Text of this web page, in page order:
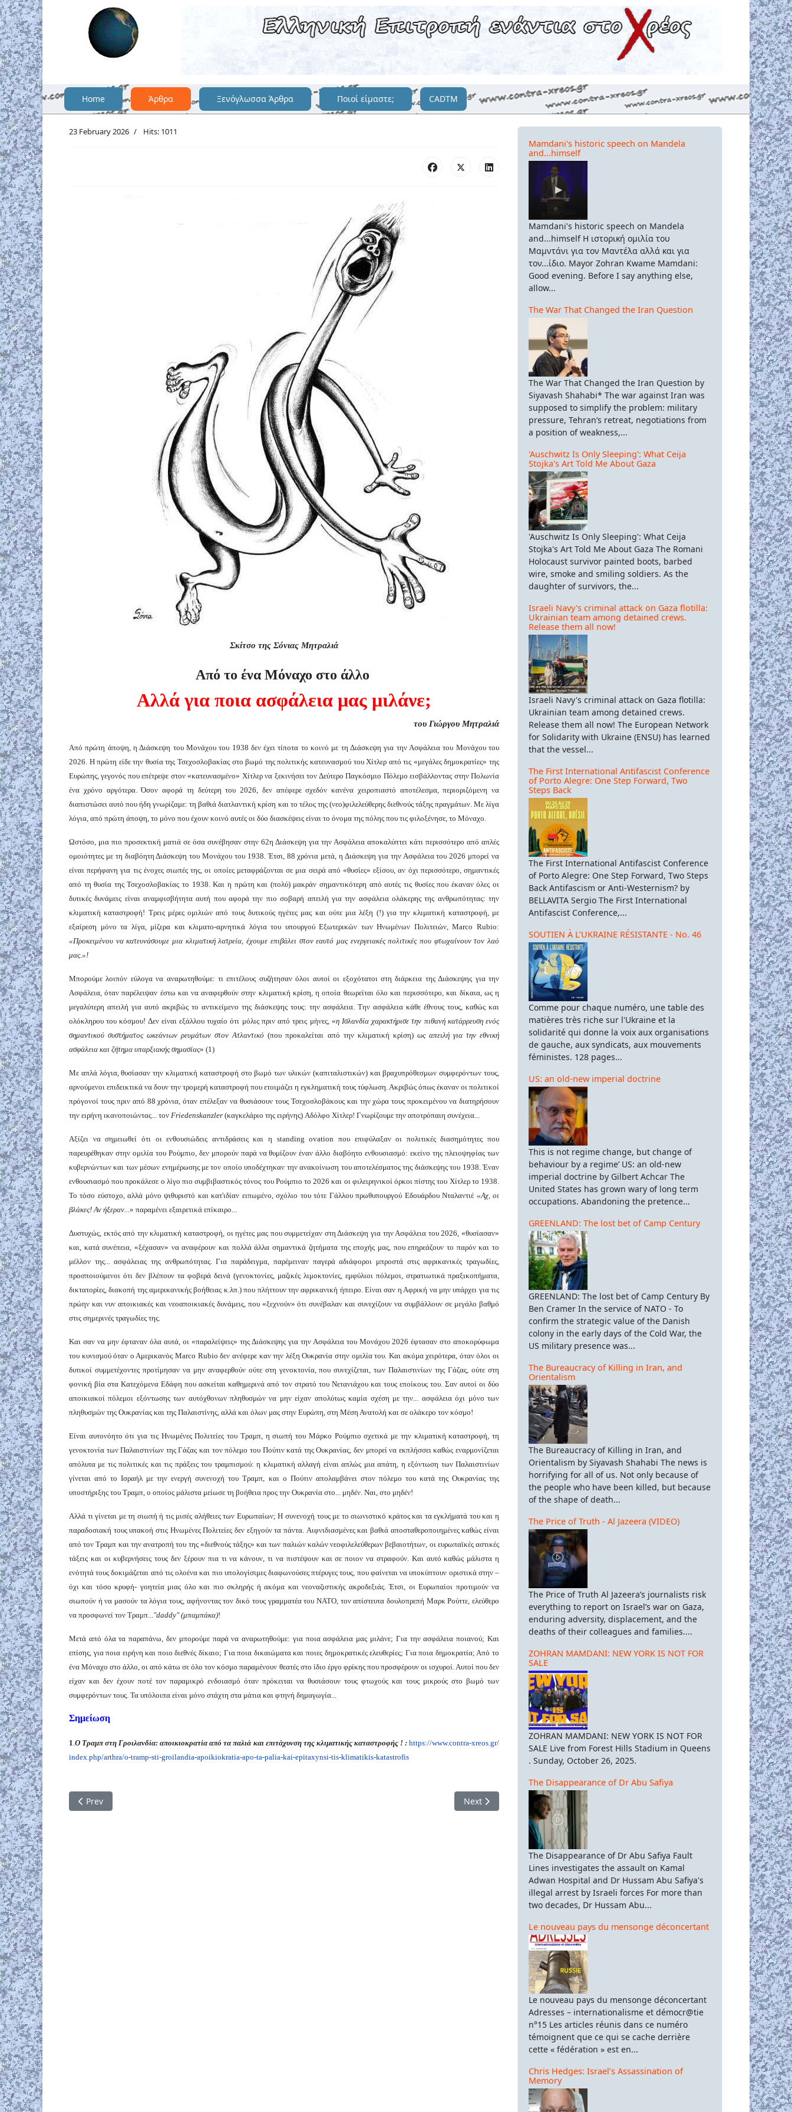
Home Άρθρα Ξενόγλωσσα Άρθρα Ποιοί είμαστε; CADTM
23 February 2026 Hits: 1011
Σκίτσο της Σόνιας Μητραλιά
Από το ένα Μόναχο στο άλλο
Αλλά για ποια ασφάλεια μας μιλάνε;
του Γιώργου Μητραλιά
Από πρώτη άποψη, η Διάσκεψη του Μονάχου του 1938 δεν έχει τίποτα το κοινό με τη Διάσκεψη για την Ασφάλεια του Μονάχου του
2026. Η πρώτη είδε την θυσία της Τσεχοσλοβακίας στο βωμό της πολιτικής κατευνασμού του Χίτλερ από τις «μεγάλες δημοκρατίες» της
Ευρώπης, γεγονός που επέτρεψε στον «κατευνασμένο» Χίτλερ να ξεκινήσει τον Δεύτερο Παγκόσμιο Πόλεμο εισβάλλοντας στην Πολωνία
ένα χρόνο αργότερα. Όσον αφορά τη δεύτερη του 2026, δεν απέφερε σχεδόν κανένα χειροπιαστό αποτέλεσμα, περιοριζόμενη να
διαπιστώσει αυτό που ήδη γνωρίζαμε: τη βαθιά διατλαντική κρίση και το τέλος της (νεο)φιλελεύθερης διεθνούς τάξης πραγμάτων. Με λίγα
λόγια, από πρώτη άποψη, το μόνο που έχουν κοινό αυτές οι δύο διασκέψεις είναι το όνομα της πόλης που τις φιλοξένησε, το Μόναχο.
Ωστόσο, μια πιο προσεκτική ματιά σε όσα συνέβησαν στην 62η Διάσκεψη για την Ασφάλεια αποκαλύπτει κάτι περισσότερο από απλές
ομοιότητες με τη διαβόητη Διάσκεψη του Μονάχου του 1938. Έτσι, 88 χρόνια μετά, η Διάσκεψη για την Ασφάλεια του 2026 μπορεί να
είναι περήφανη για τις ένοχες σιωπές της, οι οποίες μεταφράζονται σε μια σειρά από «θυσίες» εξίσου, αν όχι περισσότερο, σημαντικές
από τη θυσία της Τσεχοσλοβακίας το 1938. Και η πρώτη και (πολύ) μακράν σημαντικότερη από αυτές τις θυσίες που έκαναν όλες οι
δυτικές δυνάμεις είναι αναμφισβήτητα αυτή που αφορά την πιο σοβαρή απειλή για την ασφάλεια ολάκερης της ανθρωπότητας: την
κλιματική καταστροφή! Τρεις μέρες ομιλιών από τους δυτικούς ηγέτες μας και ούτε μια λέξη (!) για την κλιματική καταστροφή, με
εξαίρεση μόνο τα λίγα, μίζερα και κλιματο-αρνητικά λόγια του υπουργού Εξωτερικών των Ηνωμένων Πολιτειών, Marco Rubio:
«Προκειμένου να κατευνάσουμε μια κλιματική λατρεία, έχουμε επιβάλει στον εαυτό μας ενεργειακές πολιτικές που φτωχαίνουν τον λαό
μας.»!
Μπορούμε λοιπόν εύλογα να αναρωτηθούμε: τι επιτέλους συζήτησαν όλοι αυτοί οι εξοχότατοι στη διάρκεια της Διάσκεψης για την
Ασφάλεια, όταν παρέλειψαν έστω και να αναφερθούν στην κλιματική κρίση, η οποία θεωρείται όλο και περισσότερο, και δίκαια, ως η
μεγαλύτερη απειλή για αυτό ακριβώς το αντικείμενο της διάσκεψης τους: την ασφάλεια. Την ασφάλεια κάθε έθνους τους, καθώς και
ολόκληρου του κόσμου! Δεν είναι εξάλλου τυχαίο ότι μόλις πριν από τρεις μήνες, «η Ισλανδία χαρακτήρισε την πιθανή κατάρρευση ενός
σημαντικού συστήματος ωκεάνιων ρευμάτων στον Ατλαντικό(που προκαλείται από την κλιματική κρίση) ως απειλή για την εθνική
ασφάλεια και ζήτημα υπαρξιακής σημασίας» (1)
Με απλά λόγια, θυσίασαν την κλιματική καταστροφή στο βωμό των υλικών (καπιταλιστικών) και βραχυπρόθεσμων συμφερόντων τους,
αρνούμενοι επιδεικτικά να δουν την τρομερή καταστροφή που ετοιμάζει η εγκληματική τους τύφλωση. Ακριβώς όπως έκαναν οι πολιτικοί
πρόγονοί τους πριν από 88 χρόνια, όταν επέλεξαν να θυσιάσουν τους Τσεχοσλοβάκους και την χώρα τους προκειμένου να διατηρήσουν
την ειρήνη ικανοποιώντας... τον Friedenskanzler (καγκελάριο της ειρήνης) Αδόλφο Χίτλερ! Γνωρίζουμε την αποτρόπαιη συνέχεια...
Αξίζει να σημειωθεί ότι οι ενθουσιώδεις αντιδράσεις και η standing ovation που επιφύλαξαν οι πολιτικές διασημότητες που
παρευρέθηκαν στην ομιλία του Ρούμπιο, δεν μπορούν παρά να θυμίζουν έναν άλλο διαβόητο ενθουσιασμό: εκείνο της πλειοψηφίας των
κυβερνώντων και των μέσων ενημέρωσης με τον οποίο υποδέχτηκαν την ανακοίνωση του αποτελέσματος της διάσκεψης του 1938. Έναν
ενθουσιασμό που προκάλεσε ο λίγο πιο συμβιβαστικός τόνος του Ρούμπιο το 2026 και οι φιλειρηνικοί όρκοι πίστης του Χίτλερ το 1938.
Το τόσο εύστοχο, αλλά μόνο ψιθυριστό και κατ'ιδίαν ειπωμένο, σχόλιο του τότε Γάλλου πρωθυπουργού Εδουάρδου Νταλαντιέ «Αχ, οι
βλάκες! Αν ήξεραν.. .» παραμένει εξαιρετικά επίκαιρο...
Δυστυχώς, εκτός από την κλιματική καταστροφή, οι ηγέτες μας που συμμετείχαν στη Διάσκεψη για την Ασφάλεια του 2026, «θυσίασαν»
και, κατά συνέπεια, «ξέχασαν» να αναφέρουν και πολλά άλλα σημαντικά ζητήματα της εποχής μας, που επηρεάζουν το παρόν και το
μέλλον της... ασφάλειας της ανθρωπότητας. Για παράδειγμα, παρέμειναν παγερά αδιάφοροι μπροστά στις αφρικανικές τραγωδίες,
προσποιούμενοι ότι δεν βλέπουν τα φοβερά δεινά (γενοκτονίες, μαζικές λιμοκτονίες, εμφύλιοι πόλεμοι, στρατιωτικά πραξικοπήματα,
δικτατορίες, διακοπή της αμερικανικής βοήθειας κ.λπ.) που πλήττουν την αφρικανική ήπειρο. Είναι σαν η Αφρική να μην υπάρχει για τις
πρώην και νυν αποικιακές και νεοαποικιακές δυνάμεις, που «ξεχνούν» ότι συνέβαλαν και συνεχίζουν να συμβάλλουν σε μεγάλο βαθμό
στις σημερινές τραγωδίες της.
Και σαν να μην έφταναν όλα αυτά, οι «παραλείψεις» της Διάσκεψης για την Ασφάλεια του Μονάχου 2026 έφτασαν στο αποκορύφωμα
του κυνισμού όταν ο Αμερικανός Marco Rubio δεν ανέφερε καν την λέξη Ουκρανία στην ομιλία του. Και ακόμα χειρότερα, όταν όλοι οι
δυτικοί συμμετέχοντες προτίμησαν να μην αναφερθούν ούτε στη γενοκτονία, που συνεχίζεται, των Παλαιστινίων της Γάζας, ούτε στη
φονική βία στα Κατεχόμενα Εδάφη που ασκείται καθημερινά από τον στρατό του Νετανιάχου και τους εποίκους του. Σαν αυτοί οι δύο
αποικιακοί πόλεμοι εξόντωσης των αυτόχθονων πληθυσμών να μην είχαν απολύτως καμία σχέση με την... ασφάλεια όχι μόνο των
πληθυσμών της Ουκρανίας και της Παλαιστίνης, αλλά και όλων μας στην Ευρώπη, στη Μέση Ανατολή και σε ολάκερο τον κόσμο!
Είναι αυτονόητο ότι για τις Ηνωμένες Πολιτείες του Τραμπ, η σιωπή του Μάρκο Ρούμπιο σχετικά με την κλιματική καταστροφή, τη
γενοκτονία των Παλαιστινίων της Γάζας και τον πόλεμο του Πούτιν κατά της Ουκρανίας, δεν μπορεί να εκπλήσσει καθώς εναρμονίζεται
απόλυτα με τις πολιτικές και τις πράξεις του τραμπισμού: η κλιματική αλλαγή είναι απλώς μια απάτη, η εξόντωση των Παλαιστινίων
γίνεται από το Ισραήλ με την ενεργή συνενοχή του Τραμπ, και ο Πούτιν απολαμβάνει στον πόλεμο του κατά της Ουκρανίας της
υποστήριξης του Τραμπ, ο οποίος μάλιστα μείωσε τη βοήθεια προς την Ουκρανία στο... μηδέν. Ναι, στο μηδέν!
Αλλά τι γίνεται με τη σιωπή ή τις μισές αλήθειες των Ευρωπαίων; Η συνενοχή τους με το σιωνιστικό κράτος και τα εγκλήματά του και η
παραδοσιακή τους υπακοή στις Ηνωμένες Πολιτείες δεν εξηγούν τα πάντα. Αιφνιδιασμένες και βαθιά αποσταθεροποιημένες καθώς είναι
από τον Τραμπ και την ανατροπή του της «διεθνούς τάξης» και των παλιών καλών νεοφιλελεύθερων βεβαιοτήτων, οι ευρωπαϊκές αστικές
τάξεις και οι κυβερνήσεις τους δεν ξέρουν πια τι να κάνουν, τι να πιστέψουν και σε ποιον να στραφούν. Και αυτό καθώς μάλιστα η
ενότητά τους δοκιμάζεται από τις ολοένα και πιο υπολογίσιμες διαφωνούσες πτέρυγες τους, που φαίνεται να υποκύπτουν οριστικά στην –
όχι και τόσο κρυφή- γοητεία μιας όλο και πιο σκληρής ή ακόμα και νεοναζιστικής ακροδεξιάς. Έτσι, οι Ευρωπαίοι προτιμούν να
σιωπούν ή να μασούν τα λόγια τους, αφήνοντας τον δικό τους γραμματέα του ΝΑΤΟ, τον απίστευτα δουλοπρεπή Μαρκ Ρούττε, ελεύθερο
να προσφωνεί τον Τραμπ... "daddy"(μπαμπάκα)!
Μετά από όλα τα παραπάνω, δεν μπορούμε παρά να αναρωτηθούμε: για ποια ασφάλεια μας μιλάνε; Για την ασφάλεια ποιανού; Και
επίσης, για ποια ειρήνη και ποιο διεθνές δίκαιο; Για ποια δικαιώματα και ποιες δημοκρατικές ελευθερίες; Για ποια δημοκρατία; Από το
ένα Μόναχο στο άλλο, οι από κάτω σε όλο τον κόσμο παραμένουν θεατές στο ίδιο έργο φρίκης που προσφέρουν οι ισχυροί. Αυτοί που δεν
είχαν και δεν έχουν ποτέ τον παραμικρό ενδοιασμό όταν πρόκειται να θυσιάσουν τους φτωχούς και τους μικρούς στο βωμό των
συμφερόντων τους. Τα υπόλοιπα είναι μόνο στάχτη στα μάτια και φτηνή δημαγωγία...
Σημείωση
1 Ο Τραμπ στη Γροιλανδία:αποικιοκρατία από τα παλιά και επιτάχυνση της κλιματικής καταστροφής ! :https://www.contra-xreos.gr/
index.php/arthra/o-tramp-sti-groilandia-apoikiokratia-apo-ta-palia-kai-epitaxynsi-tis-klimatikis-katastrofis
Previous article: Ο αυτοπαγιδευμένος Τραμπ Μακάβριος χορός βρυκολάκων στον Περσικό Κόλπο!
Prev Next article: Τέσσερα χρόνια πολέμου
Next
Mamdani's historic speech on Mandela
and...himself
Mamdani's historic speech on Mandela
and...himself Η ιστορική ομιλία του
Μαμντάνι για τον Μαντέλα αλλά και για
τον...ίδιο. Mayor Zohran Kwame Mamdani:
Good evening. Before I say anything else,
allow...
The War That Changed the Iran Question
The War That Changed the Iran Question by
Siyavash Shahabi* The war against Iran was
supposed to simplify the problem: military
pressure, Tehran’s retreat, negotiations from
a position of weakness,...
'Auschwitz Is Only Sleeping': What Ceija
Stojka's Art Told Me About Gaza
'Auschwitz Is Only Sleeping': What Ceija
Stojka's Art Told Me About Gaza The Romani
Holocaust survivor painted boots, barbed
wire, smoke and smiling soldiers. As the
daughter of survivors, the...
Israeli Navy's criminal attack on Gaza flotilla:
Ukrainian team among detained crews.
Release them all now!
Israeli Navy's criminal attack on Gaza flotilla:
Ukrainian team among detained crews.
Release them all now! The European Network
for Solidarity with Ukraine (ENSU) has learned
that the vessel...
The First International Antifascist Conference
of Porto Alegre: One Step Forward, Two
Steps Back
The First International Antifascist Conference
of Porto Alegre: One Step Forward, Two Steps
Back Antifascism or Anti-Westernism? by
BELLAVITA Sergio The First International
Antifascist Conference,...
SOUTIEN À L’UKRAINE RÉSISTANTE - No. 46
Comme pour chaque numéro, une table des
matières très riche sur l'Ukraine et la
solidarité qui donne la voix aux organisations
de gauche, aux syndicats, aux mouvements
féministes. 128 pages...
US: an old-new imperial doctrine
This is not regime change, but change of
behaviour by a regime’ US: an old-new
imperial doctrine by Gilbert Achcar The
United States has grown wary of long term
occupations. Abandoning the pretence...
GREENLAND: The lost bet of Camp Century
GREENLAND: The lost bet of Camp Century By
Ben Cramer In the service of NATO - To
confirm the strategic value of the Danish
colony in the early days of the Cold War, the
US military presence was...
The Bureaucracy of Killing in Iran, and
Orientalism
The Bureaucracy of Killing in Iran, and
Orientalism by Siyavash Shahabi The news is
horrifying for all of us. Not only because of
the people who have been killed, but because
of the shape of death...
The Price of Truth - Al Jazeera (VIDEO)
The Price of Truth Al Jazeera’s journalists risk
everything to report on Israel’s war on Gaza,
enduring adversity, displacement, and the
deaths of their colleagues and families....
ZOHRAN MAMDANI: NEW YORK IS NOT FOR
SALE
ZOHRAN MAMDANI: NEW YORK IS NOT FOR
SALE Live from Forest Hills Stadium in Queens
. Sunday, October 26, 2025.
The Disappearance of Dr Abu Safiya
The Disappearance of Dr Abu Safiya Fault
Lines investigates the assault on Kamal
Adwan Hospital and Dr Hussam Abu Safiya's
illegal arrest by Israeli forces For more than
two decades, Dr Hussam Abu...
Le nouveau pays du mensonge déconcertant
Le nouveau pays du mensonge déconcertant
Adresses – internationalisme et démocr@tie
n°15 Les articles réunis dans ce numéro
témoignent que ce qui se cache derrière
cette « fédération » est en...
Chris Hedges: Israel’s Assassination of
Memory